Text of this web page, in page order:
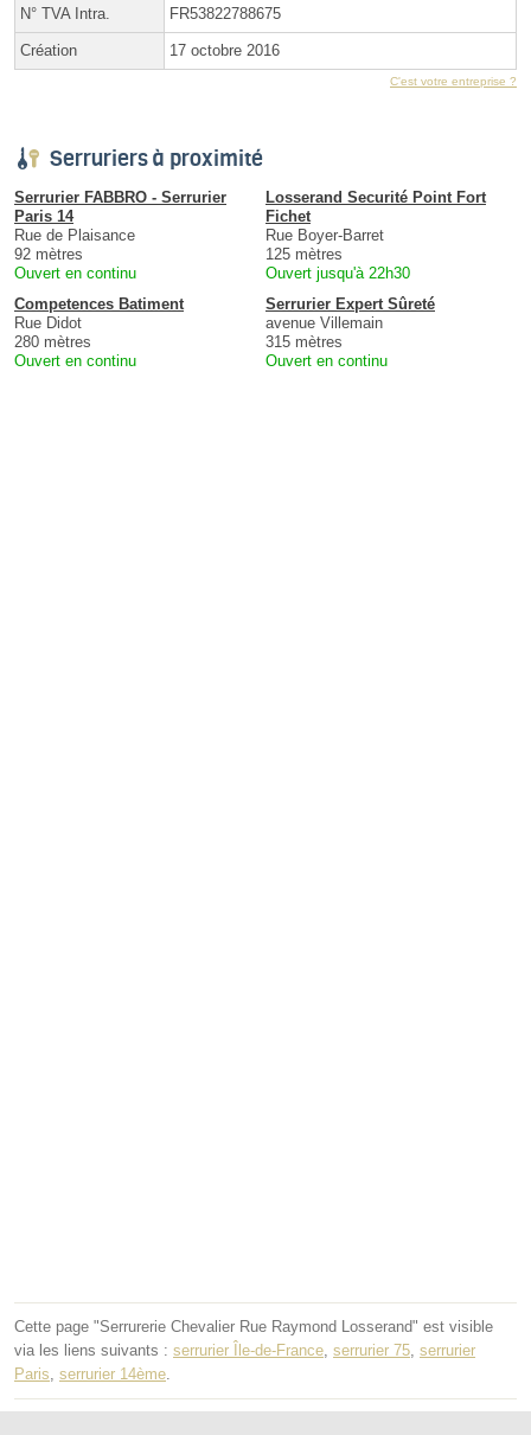
N° TVA Intra. FR53822788675
Création 17 octobre 2016
C'est votre entreprise ?
Serruriers à proximité
Serrurier FABBRO - Serrurier
Paris 14
Rue de Plaisance
92 mètres
Ouvert en continu
Losserand Securité Point Fort
Fichet
Rue Boyer-Barret
125 mètres
Ouvert jusqu'à 22h30
Competences Batiment
Rue Didot
280 mètres
Ouvert en continu
Serrurier Expert Sûreté
avenue Villemain
315 mètres
Ouvert en continu
Cette page "Serrurerie Chevalier Rue Raymond Losserand" est visible
via les liens suivants : serrurier Île-de-France, serrurier 75, serrurier
Paris, serrurier 14ème.